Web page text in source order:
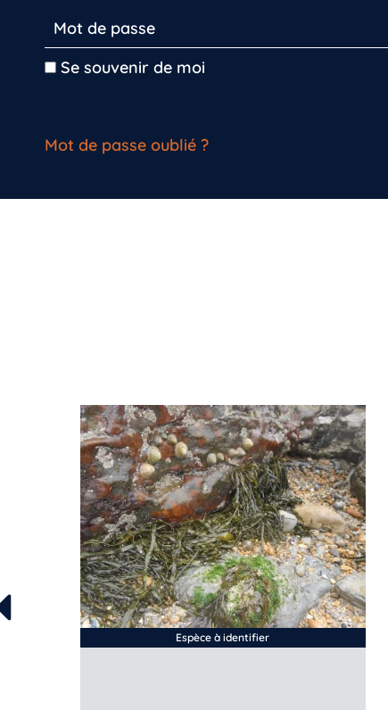
Se souvenir de moi
Mot de passe oublié ?
Espèce à identifier